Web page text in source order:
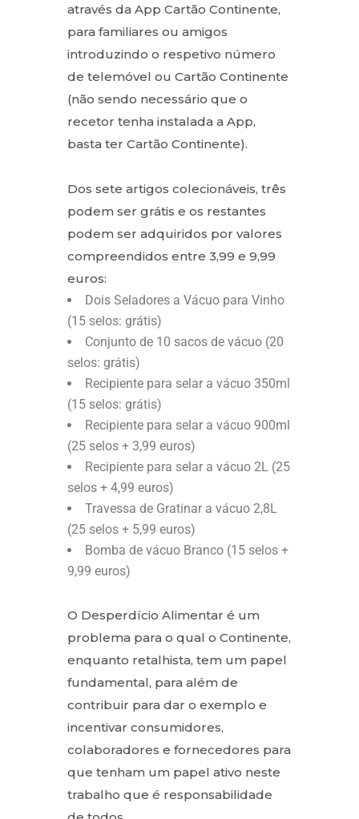
através da App Cartão Continente,
para familiares ou amigos
introduzindo o respetivo número
de telemóvel ou Cartão Continente
(não sendo necessário que o
recetor tenha instalada a App,
basta ter Cartão Continente).
Dos sete artigos colecionáveis, três
podem ser grátis e os restantes
podem ser adquiridos por valores
compreendidos entre 3,99 e 9,99
euros:
Dois Seladores a Vácuo para Vinho
(15 selos: grátis)
Conjunto de 10 sacos de vácuo (20
selos: grátis)
Recipiente para selar a vácuo 350ml
(15 selos: grátis)
Recipiente para selar a vácuo 900ml
(25 selos + 3,99 euros)
Recipiente para selar a vácuo 2L (25
selos + 4,99 euros)
Travessa de Gratinar a vácuo 2,8L
(25 selos + 5,99 euros)
Bomba de vácuo Branco (15 selos +
9,99 euros)
O Desperdício Alimentar é um
problema para o qual o Continente,
enquanto retalhista, tem um papel
fundamental, para além de
contribuir para dar o exemplo e
incentivar consumidores,
colaboradores e fornecedores para
que tenham um papel ativo neste
trabalho que é responsabilidade